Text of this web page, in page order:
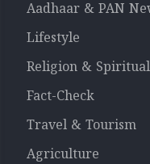
Aadhaar & PAN
Lifestyle
Religion &
Fact-Check
Travel & Tourism
Agriculture